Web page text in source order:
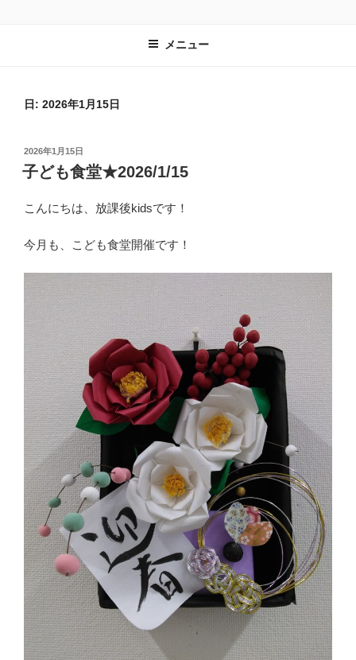
メニュー
日: 2026年1月15日
投
稿
日:
2026年1月15日
子ども食堂★2026/1/15
こんにちは、放課後kidsです！
今月も、こども食堂開催です！